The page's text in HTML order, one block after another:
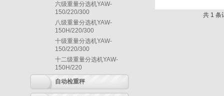
六级重量分选机YAW-
150/220/300
八级重量分选机YAW-
150H/220/300
十级重量分选机YAW-
150/220/300
十二级重量分选机YAW-
150H/220
自动检重秤
共 1 条